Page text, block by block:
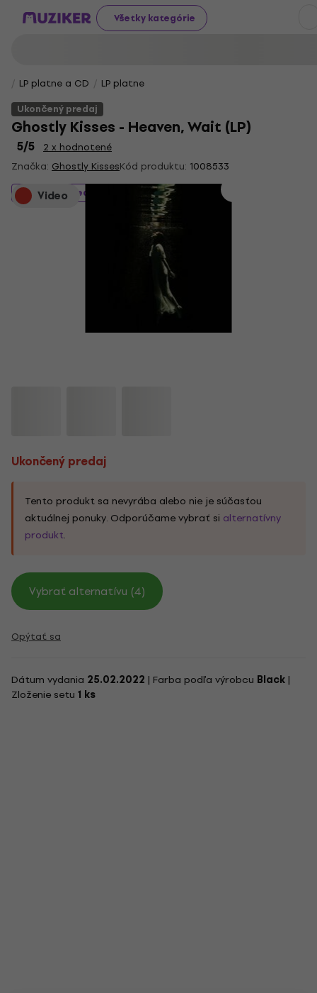
Všetky kategórie
LP platne a CD
LP platne
Ukončený predaj
Ghostly Kisses - Heaven, Wait (LP)
5/5
2 x hodnotené
Značka: Ghostly KissesKód produktu: 1008533
Video
Ukončený predaj
Ukončený predaj
Tento produkt sa nevyrába alebo nie je súčasťou
aktuálnej ponuky. Odporúčame vybrať si alternatívny
produkt.
Vybrať alternatívu (4)
Opýtať sa
Dátum vydania 25.02.2022 | Farba podľa výrobcu Black |
Zloženie setu 1 ks